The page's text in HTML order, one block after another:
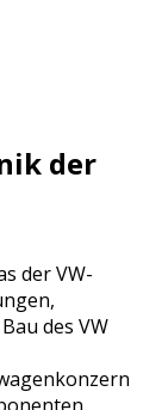
der
der VW-
des VW